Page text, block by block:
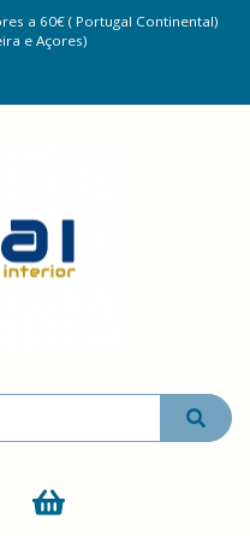
a 60€ ( Portugal Continental)
e Açores)